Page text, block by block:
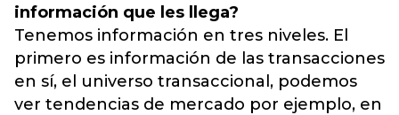
información que les llega?
Tenemos información en tres niveles. El
primero es información de las transacciones
en sí, el universo transaccional, podemos
ver tendencias de mercado por ejemplo, en